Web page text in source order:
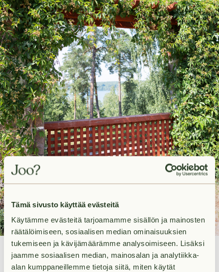
Tämä sivusto käyttää evästeitä
Käytämme evästeitä tarjoamamme sisällön ja mainosten
räätälöimiseen, sosiaalisen median ominaisuuksien
tukemiseen ja kävijämäärämme analysoimiseen. Lisäksi
jaamme sosiaalisen median, mainosalan ja analytiikka-
alan kumppaneillemme tietoja siitä, miten käytät
Kauniina kesäpäivänä kannattaa lähteä retkelle noin 4
kilometrin päässä sijaitsevaan Hvitträskiin. Arkkitehdit